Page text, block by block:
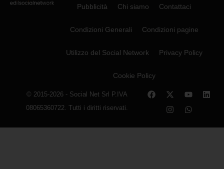
Pubblicità Chi siamo Contattaci
Condizioni Generali Condizioni pagine
Utilizzo del Social Network Privacy Policy
Cookie Policy
© 2015-2026 - Social Net Srl P.IVA
08065360722. Tutti i diritti riservati.